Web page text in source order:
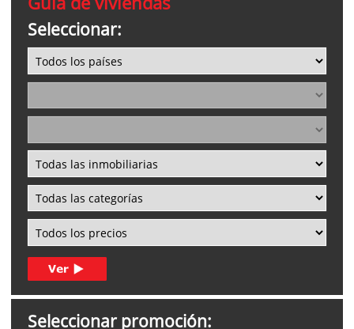
Seleccionar:
Seleccionar promoción: